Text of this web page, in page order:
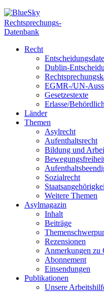
Rechtsprechungs-
Datenbank
Recht
Dublin-
EGMR-/UN-
Gesetzestexte
Erlasse/
Länder
Themen
Asylrecht
Aufenthaltsrecht
Bildung und
Sozialrecht
Weitere Themen
Asylmagazin
Inhalt
Beiträge
Rezensionen
Anmerkungen zu
Abonnement
Einsendungen
Publikationen
Unsere